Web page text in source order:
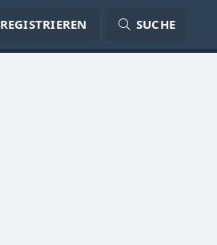
REGISTRIEREN SUCHE